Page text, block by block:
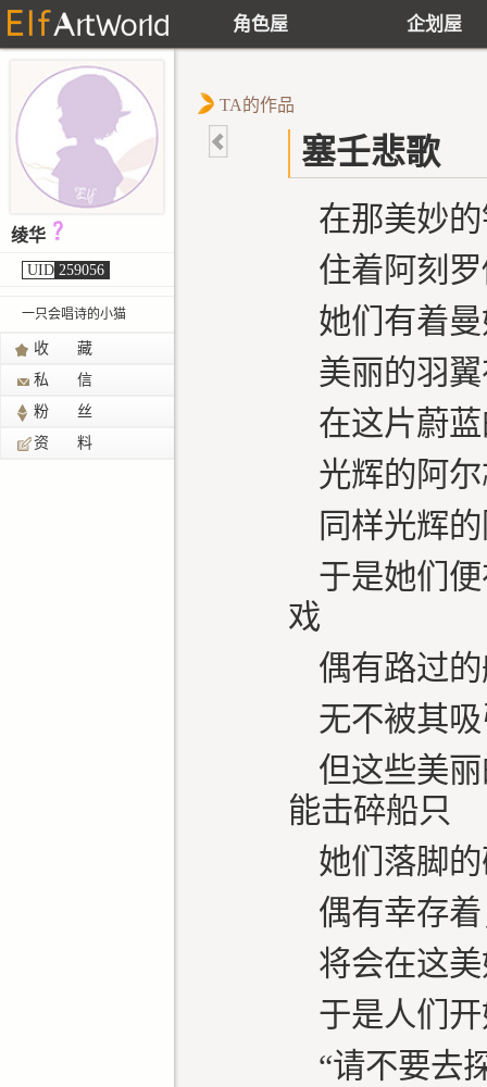
角色屋 企划屋
绫华
UID 259056
一只会唱诗的小猫
收 藏
私 信
粉 丝
资 料
TA的作品
塞壬悲歌
在那美妙
住着阿刻
她们有着
美丽的羽
在这片蔚
光辉的阿
同样光辉
于是她们
戏
偶有路过
无不被其
但这些美
能击碎船只
她们落脚
偶有幸存
将会在这
于是人们
“请不要去